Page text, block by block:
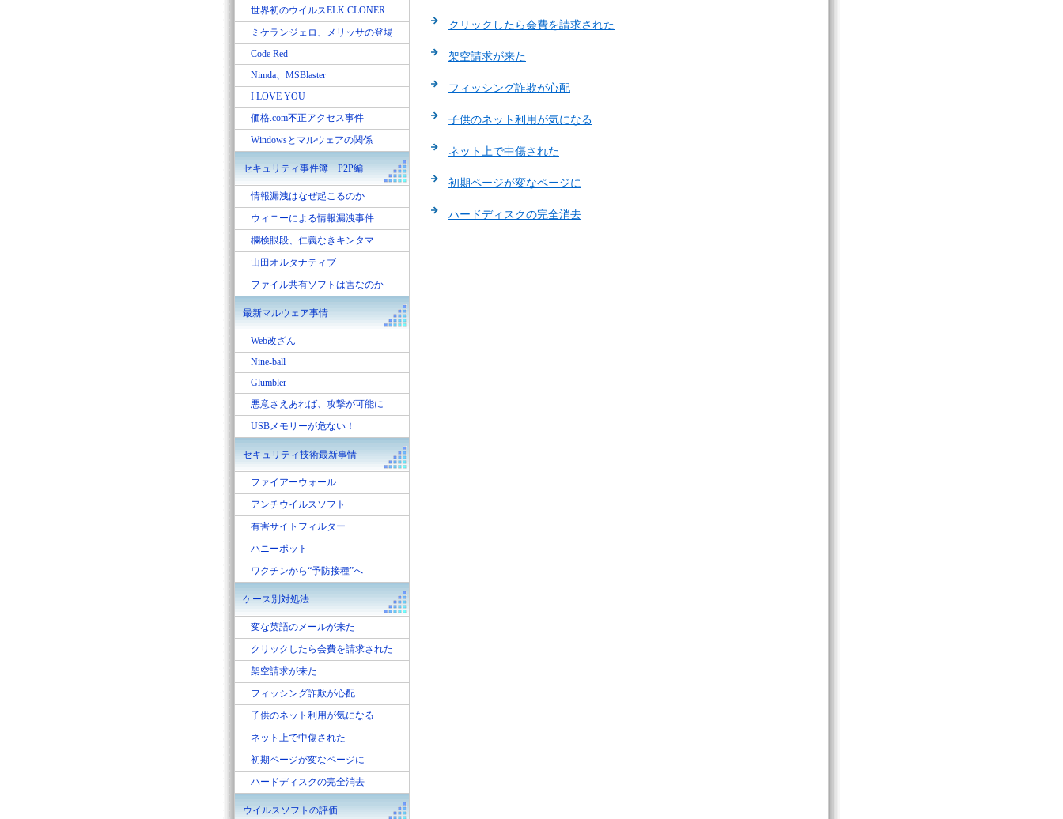
クリックしたら会費を請求された
架空請求が来た
フィッシング詐欺が心配
子供のネット利用が気になる
ネット上で中傷された
初期ページが変なページに
ハードディスクの完全消去
世界初のウイルスELK CLONER
ミケランジェロ、メリッサの登場
Code Red
Nimda、MSBlaster
I LOVE YOU
価格.com不正アクセス事件
Windowsとマルウェアの関係
セキュリティ事件簿 P2P編
情報漏洩はなぜ起こるのか
ウィニーによる情報漏洩事件
欄検眼段、仁義なきキンタマ
山田オルタナティブ
ファイル共有ソフトは害なのか
最新マルウェア事情
Web改ざん
Nine-ball
Glumbler
悪意さえあれば、攻撃が可能に
USBメモリーが危ない！
セキュリティ技術最新事情
ファイアーウォール
アンチウイルスソフト
有害サイトフィルター
ハニーポット
ワクチンから“予防接種”へ
ケース別対処法
変な英語のメールが来た
クリックしたら会費を請求された
架空請求が来た
フィッシング詐欺が心配
子供のネット利用が気になる
ネット上で中傷された
初期ページが変なページに
ハードディスクの完全消去
ウイルスソフトの評価